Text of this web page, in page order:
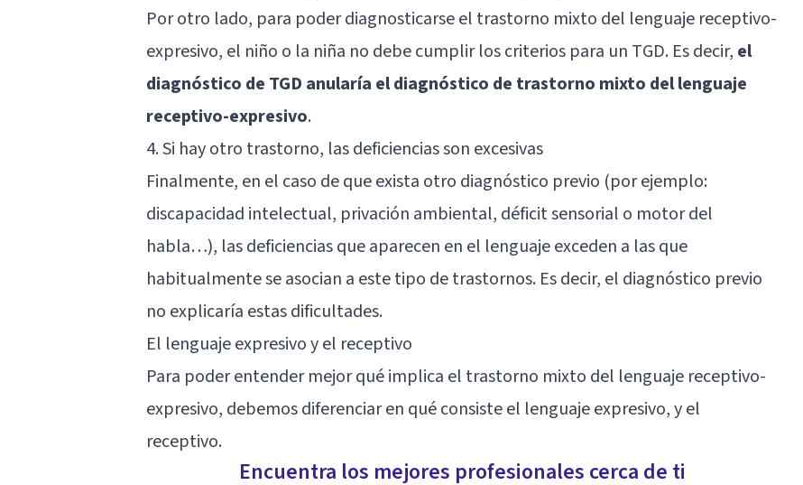
Por otro lado, para poder diagnosticarse el trastorno mixto del lenguaje receptivo-
expresivo, el niño o la niña no debe cumplir los criterios para un TGD. Es decir, el
diagnóstico de TGD anularía el diagnóstico de trastorno mixto del lenguaje
receptivo-expresivo.
4. Si hay otro trastorno, las deficiencias son excesivas
Finalmente, en el caso de que exista otro diagnóstico previo (por ejemplo:
discapacidad intelectual, privación ambiental, déficit sensorial o motor del
habla…), las deficiencias que aparecen en el lenguaje exceden a las que
habitualmente se asocian a este tipo de trastornos. Es decir, el diagnóstico previo
no explicaría estas dificultades.
El lenguaje expresivo y el receptivo
Para poder entender mejor qué implica el trastorno mixto del lenguaje receptivo-
expresivo, debemos diferenciar en qué consiste el lenguaje expresivo, y el
receptivo.
Encuentra los mejores profesionales cerca de ti